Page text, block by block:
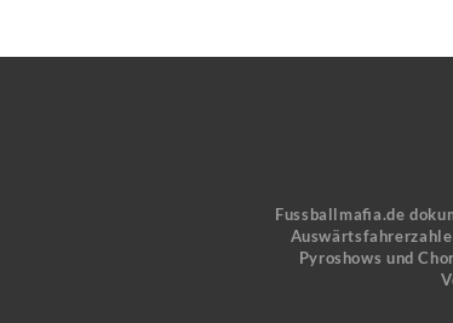
Fussballmafia.de
Pyroshows und